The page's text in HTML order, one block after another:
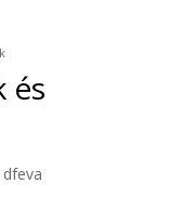
és
dfeva